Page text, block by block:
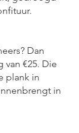
Dan
van €25. Die
plank in
in